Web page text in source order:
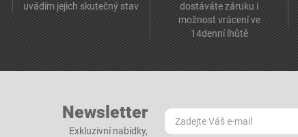
uvádím jejich skutečný stav
dostáváte záruku i
možnost vrácení ve
14denní lhůtě
Newsletter
Exkluzivní nabídky,